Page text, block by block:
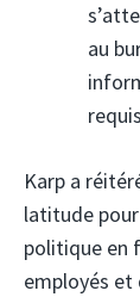
au
Karp a
latitude
politique en
employés et